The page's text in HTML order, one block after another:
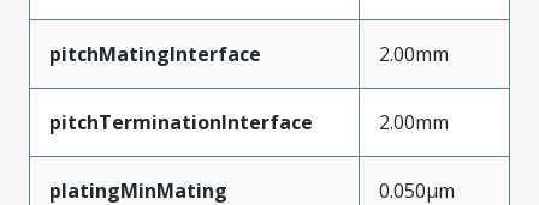
pitchMatingInterface 2.00mm
pitchTerminationInterface 2.00mm
platingMinMating 0.050µm